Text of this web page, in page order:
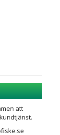
att